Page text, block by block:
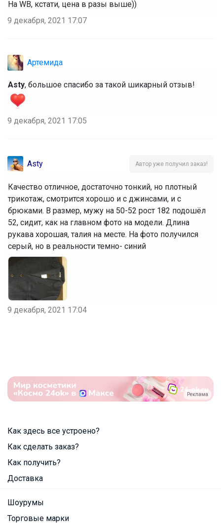
На WB, кстати, цена в разы выше))
9 декабря, 2021 17:07
Артемида
Asty, большое спасибо за такой шикарный отзыв!
9 декабря, 2021 17:05
Asty Автор уже получил заказ!
Качество отличное, достаточно тонкий, но плотный
трикотаж, смотрится хорошо и с джинсами, и с
брюками. В размер, мужу на 50-52 рост 182 подошёл
52, сидит, как на главном фото на модели. Длина
рукава хорошая, талия на месте. На фото получился
серый, но в реальности темно- синий
9 декабря, 2021 17:04
Реклама
Как здесь все устроено?
Как сделать заказ?
Как получить?
Доставка
Шоурумы
Торговые марки